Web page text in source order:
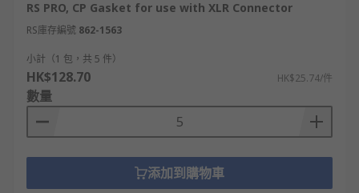
RS PRO, CP Gasket for use with XLR Connector
RS庫存編號 862-1563
小計（1 包，共 5 件）
HK$128.70 HK$25.74/件
數量
添加到購物車